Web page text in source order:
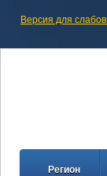
Версия для
Регион